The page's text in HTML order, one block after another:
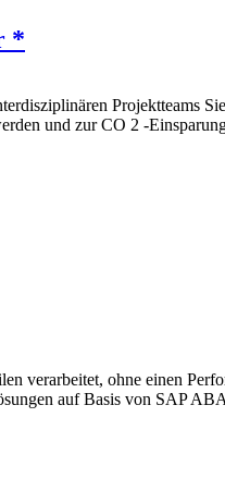
*
Projektteams
und zur CO 2 -
verarbeitet, ohne einen
auf Basis von SAP